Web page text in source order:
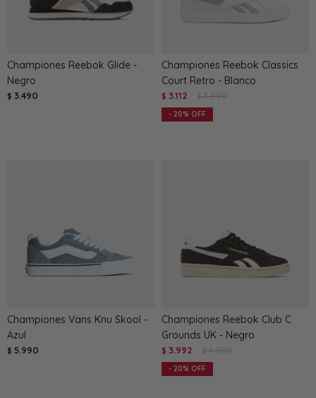
Championes Reebok Glide -
Negro
$ 3.490
Championes Reebok Classics
Court Retro - Blanco
$ 3.112 $ 3.890
20
Championes Vans Knu Skool -
Azul
$ 5.990
Championes Reebok Club C
Grounds UK - Negro
$ 3.992 $ 4.990
20